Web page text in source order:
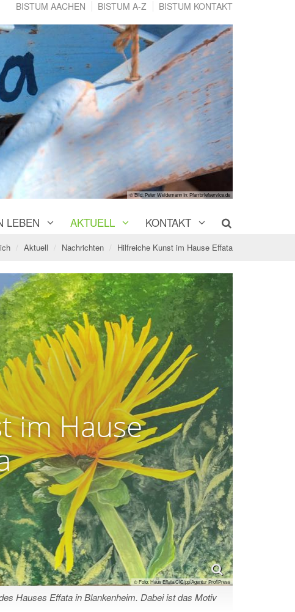
BISTUM AACHEN BISTUM A-Z BISTUM KONTAKT
© Bild: Peter Weidemann In: Pfarrbriefservice.de
LEBEN AKTUELL KONTAKT
Aktuell Nachrichten Hilfreiche Kunst im Hause Effata
im Hause
© Foto: Haus Effata/CIC/pp/Agentur ProfiPress
Hauses Effata in Blankenheim. Dabei ist das Motiv